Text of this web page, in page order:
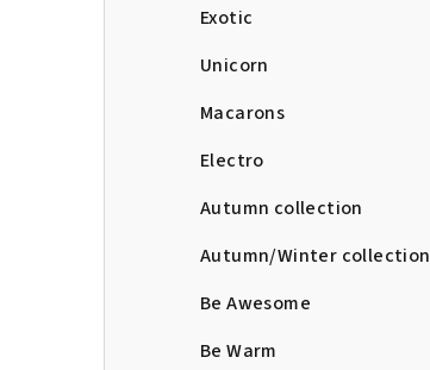
Exotic
Unicorn
Macarons
Electro
Autumn collection
Autumn/Winter collection
Be Awesome
Be Warm